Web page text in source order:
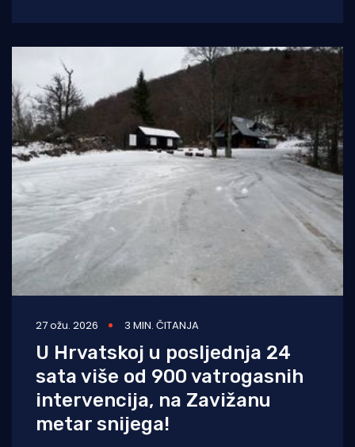
27 ožu. 2026 3 MIN. ČITANJA
U Hrvatskoj u posljednja 24
sata više od 900 vatrogasnih
intervencija, na Zavižanu
metar snijega!